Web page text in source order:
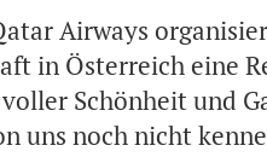
Airways
in Österreich eine
Schönheit und
uns noch nicht